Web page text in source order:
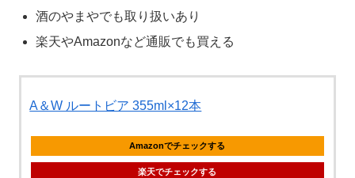
酒のやまやでも取り扱いあり
楽天やAmazonなど通販でも買える
A＆W ルートビア 355ml×12本
Amazonでチェックする
楽天でチェックする